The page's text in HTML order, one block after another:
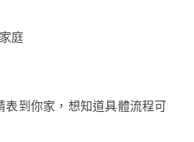
庭
表到你家，想知道具體流程可